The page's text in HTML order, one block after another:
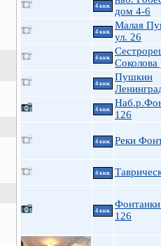
4 ккв.
дом 4-6
4 ккв.
Малая
ул. 26
4 ккв.
Соколова
4 ккв.
Пушкин
4 ккв.
126
4 ккв. Реки
4 ккв.
4 ккв.
126